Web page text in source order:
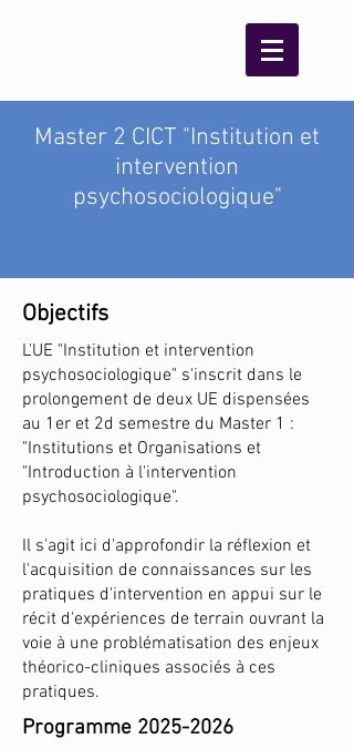
Master 2 CICT "Institution et
intervention
psychosociologique"
Objectifs
L'UE "Institution et intervention
psychosociologique" s'inscrit dans le
prolongement de deux UE dispensées
au 1er et 2d semestre du Master 1 :
"Institutions et Organisations et
"Introduction à l'intervention
psychosociologique".
Il s'agit ici d'approfondir la réflexion et
l'acquisition de connaissances sur les
pratiques d'intervention en appui sur le
récit d'expériences de terrain ouvrant la
voie à une problématisation des enjeux
théorico-cliniques associés à ces
pratiques.
Programme 2025-2026